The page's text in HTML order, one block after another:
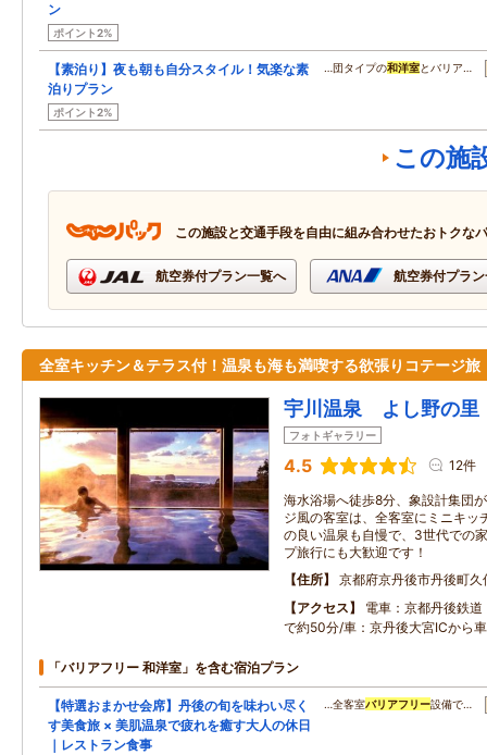
ン
ポイント2%
【素泊り】夜も朝も自分スタイル！気楽な素
泊りプラン
ポイント2%
…団タイプの和洋室とバリア…
この施
この施設と交通手段を自由に組み合わせたおトクな
航空券付プラン一覧へ 航空券付プラ
全室キッチン＆テラス付！温泉も海も満喫する欲張りコテージ旅
宇川温泉 よし野の里
フォトギャラリー
4.5 12件
海水浴場へ徒歩8分、象設計集団
ジ風の客室は、全客室にミニキッ
の良い温泉も自慢で、3世代での
プ旅行にも大歓迎です！
住所
京都府京丹後市丹後町久
アクセス
電車：京都丹後鉄
で約50分/車：京丹後大宮ICから
「バリアフリー 和洋室」を含む宿泊プラン
【特選おまかせ会席】丹後の旬を味わい尽く
す美食旅 × 美肌温泉で疲れを癒す大人の休日
｜レストラン食事
…全客室バリアフリー設備で…